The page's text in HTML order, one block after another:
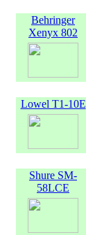
Behringer
Xenyx 802
Lowel T1-10E
Shure SM-
58LCE